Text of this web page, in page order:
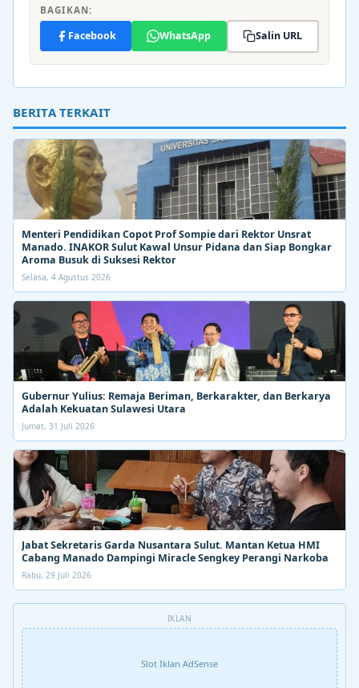
BAGIKAN:
Facebook WhatsApp Salin URL
BERITA TERKAIT
Menteri Pendidikan Copot Prof Sompie dari Rektor Unsrat
Manado. INAKOR Sulut Kawal Unsur Pidana dan Siap Bongkar
Aroma Busuk di Suksesi Rektor
Selasa, 4 Agustus 2026
Gubernur Yulius: Remaja Beriman, Berkarakter, dan Berkarya
Adalah Kekuatan Sulawesi Utara
Jumat, 31 Juli 2026
Jabat Sekretaris Garda Nusantara Sulut. Mantan Ketua HMI
Cabang Manado Dampingi Miracle Sengkey Perangi Narkoba
Rabu, 29 Juli 2026
IKLAN
Slot Iklan AdSense